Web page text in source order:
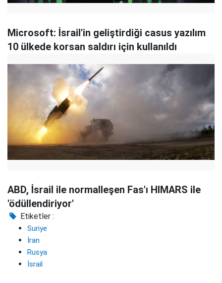
Microsoft: İsrail'in geliştirdiği casus yazılım
10 ülkede korsan saldırı için kullanıldı
ABD, İsrail ile normalleşen Fas'ı HIMARS ile
'ödüllendiriyor'
Etiketler :
Suriye
İran
Rusya
İsrail